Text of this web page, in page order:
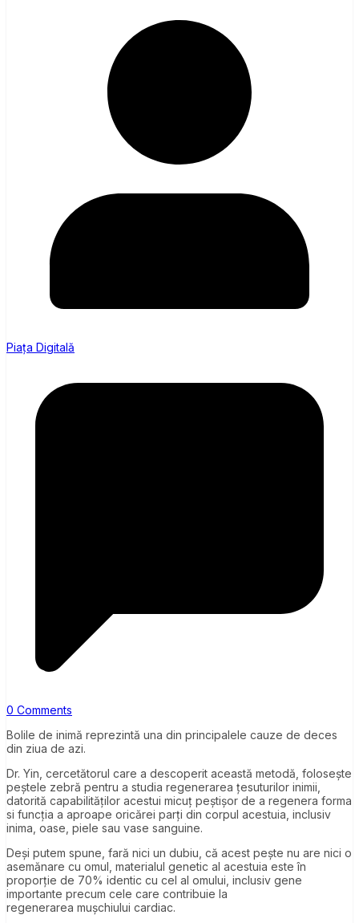
Piața Digitală
0 Comments
Bolile de inimă reprezintă una din principalele cauze de deces
din ziua de azi.
Dr. Yin, cercetătorul care a descoperit această metodă, folosește
peștele zebră pentru a studia regenerarea țesuturilor inimii,
datorită capabilităților acestui micuț peștișor de a regenera forma
si funcția a aproape oricărei parți din corpul acestuia, inclusiv
inima, oase, piele sau vase sanguine.
Deși putem spune, fară nici un dubiu, că acest pește nu are nici o
asemănare cu omul, materialul genetic al acestuia este în
proporție de 70% identic cu cel al omului, inclusiv gene
importante precum cele care contribuie la
regenerarea mușchiului cardiac.